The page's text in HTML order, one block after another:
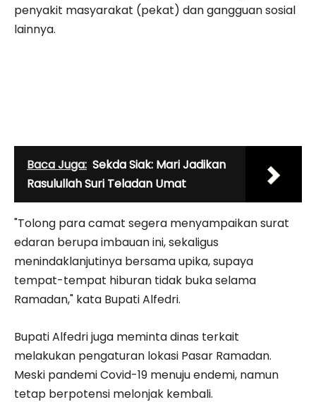
penyakit masyarakat (pekat) dan gangguan sosial
lainnya.
Baca Juga: Sekda Siak: Mari Jadikan
Rasulullah Suri Teladan Umat
"Tolong para camat segera menyampaikan surat
edaran berupa imbauan ini, sekaligus
menindaklanjutinya bersama upika, supaya
tempat-tempat hiburan tidak buka selama
Ramadan," kata Bupati Alfedri.
Bupati Alfedri juga meminta dinas terkait
melakukan pengaturan lokasi Pasar Ramadan.
Meski pandemi Covid-19 menuju endemi, namun
tetap berpotensi melonjak kembali.